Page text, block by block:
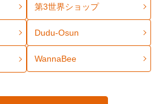
第3世界ショップ
Dudu-Osun
WannaBee